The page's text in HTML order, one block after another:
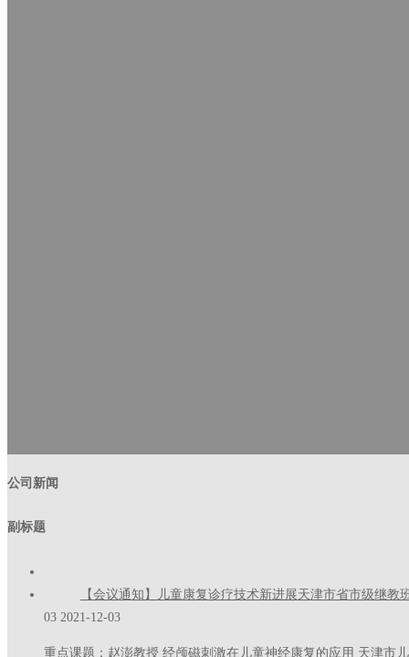
公司新闻
副标题
【会议通知】儿童康复诊疗技术新进展天津市省市级继
03 2021-12-03
重点课题：赵澎教授 经颅磁刺激在儿童神经康复的应用 天津市